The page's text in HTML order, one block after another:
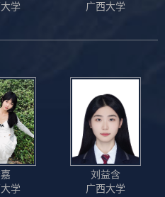
学
广西大学
学
刘益含
广西大学